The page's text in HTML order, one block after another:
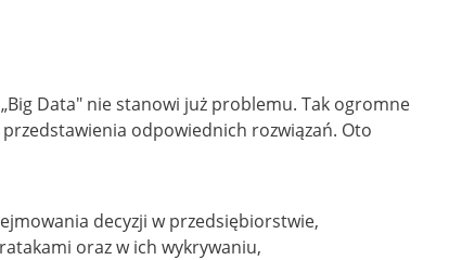
Data" nie stanowi już problemu. Tak ogromne
odpowiednich rozwiązań. Oto
decyzji w przedsiębiorstwie,
oraz w ich wykrywaniu,